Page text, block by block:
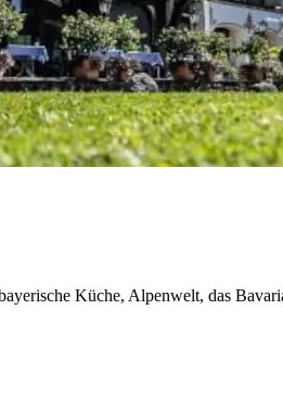
Küche, Alpenwelt, das